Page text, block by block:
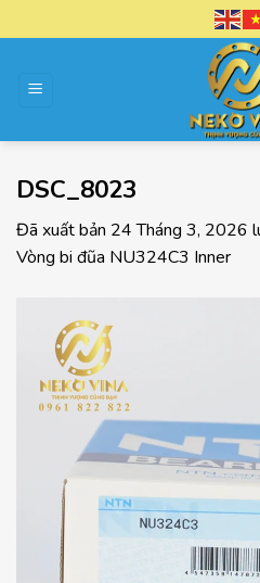
đến
dung
DSC_8023
Đã xuất bản 24 Tháng 3, 2026
Vòng bi đũa NU324C3 Inner